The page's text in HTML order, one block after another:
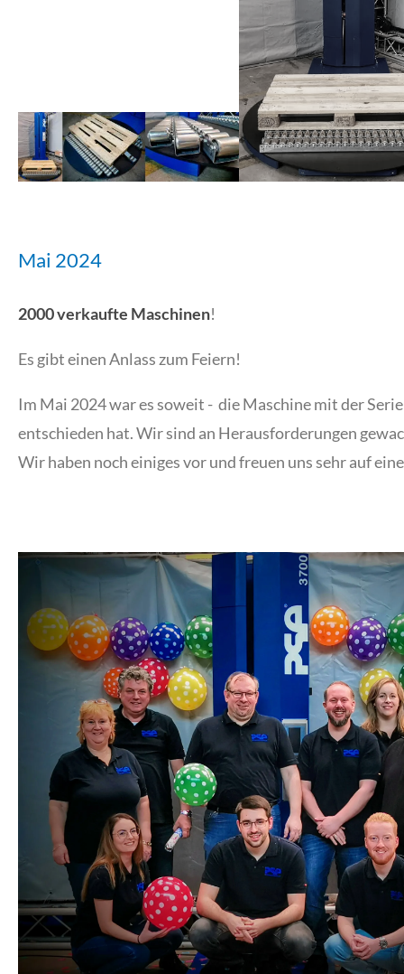
Mai 2024
2000 verkaufte Maschinen!
Es gibt einen Anlass zum Feiern!
Im Mai 2024 war es soweit - die Maschine mit der
entschieden hat. Wir sind an Herausforderungen
Wir haben noch einiges vor und freuen uns sehr auf